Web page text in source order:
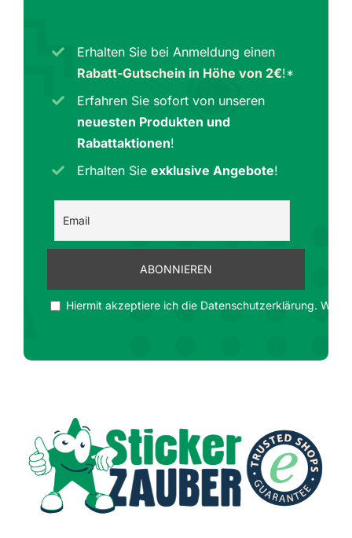
Erhalten Sie bei Anmeldung einen
Rabatt-Gutschein in Höhe von 2€!*
Erfahren Sie sofort von unseren
neuesten Produkten und
Rabattaktionen!
Erhalten Sieexklusive Angebote!
Hiermit akzeptiere ich die Datenschutzerklärung. Wir